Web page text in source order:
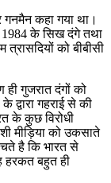
गनमैन कहा गया था।
1984 के सिख दंगे तथा
को बीबीसी
ही गुजरात दंगों को
गहराई से की
के कुछ विरोधी
मीड़िया को उकसाते
है कि भारत से
हरकत बहुत ही